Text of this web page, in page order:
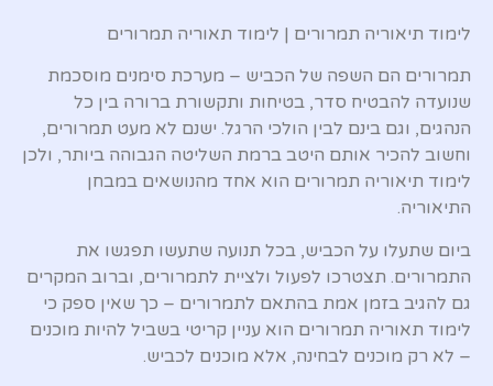
לימוד תיאוריה תמרורים | לימוד תאוריה תמרורים
תמרורים הם השפה של הכביש – מערכת סימנים מוסכמת
שנועדה להבטיח סדר, בטיחות ותקשורת ברורה בין כל
הנהגים, וגם בינם לבין הולכי הרגל. ישנם לא מעט תמרורים,
וחשוב להכיר אותם היטב ברמת השליטה הגבוהה ביותר, ולכן
לימוד תיאוריה תמרורים הוא אחד מהנושאים במבחן
התיאוריה.
ביום שתעלו על הכביש, בכל תנועה שתעשו תפגשו את
התמרורים. תצטרכו לפעול ולציית לתמרורים, וברוב המקרים
גם להגיב בזמן אמת בהתאם לתמרורים – כך שאין ספק כי
לימוד תאוריה תמרורים הוא עניין קריטי בשביל להיות מוכנים
– לא רק מוכנים לבחינה, אלא מוכנים לכביש.